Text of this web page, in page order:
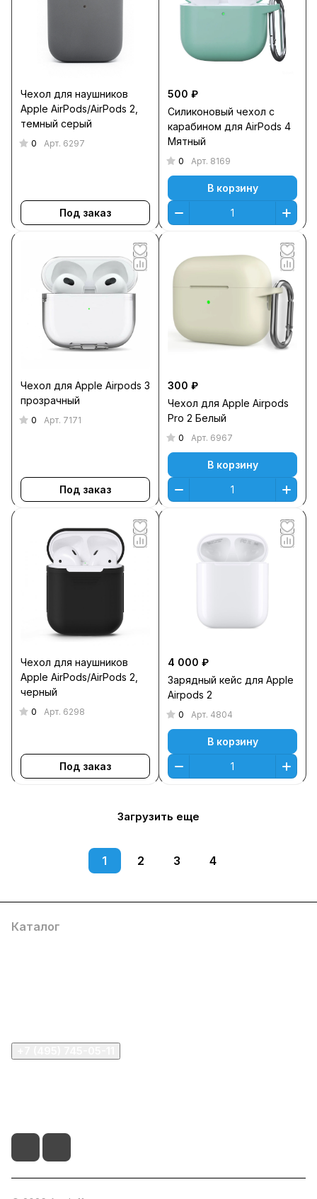
Чехол для наушников
Apple AirPods/AirPods 2,
темный серый
0 Арт. 6297
Под заказ
500 ₽
Силиконовый чехол c
карабином для AirPods 4
Мятный
0 Арт. 8169
В корзину
Чехол для Apple Airpods 3
прозрачный
0 Арт. 7171
Под заказ
300 ₽
Чехол для Apple Airpods
Pro 2 Белый
0 Арт. 6967
В корзину
Чехол для наушников
Apple AirPods/AirPods 2,
черный
0 Арт. 6298
Под заказ
4 000 ₽
Зарядный кейс для Apple
Airpods 2
0 Арт. 4804
В корзину
Загрузить еще
1 2 3 4
Каталог